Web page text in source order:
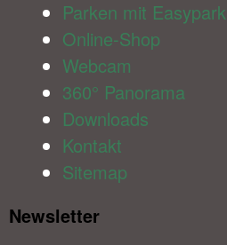
Parken mit Easypark
Online-Shop
Webcam
360° Panorama
Downloads
Kontakt
Sitemap
Newsletter​